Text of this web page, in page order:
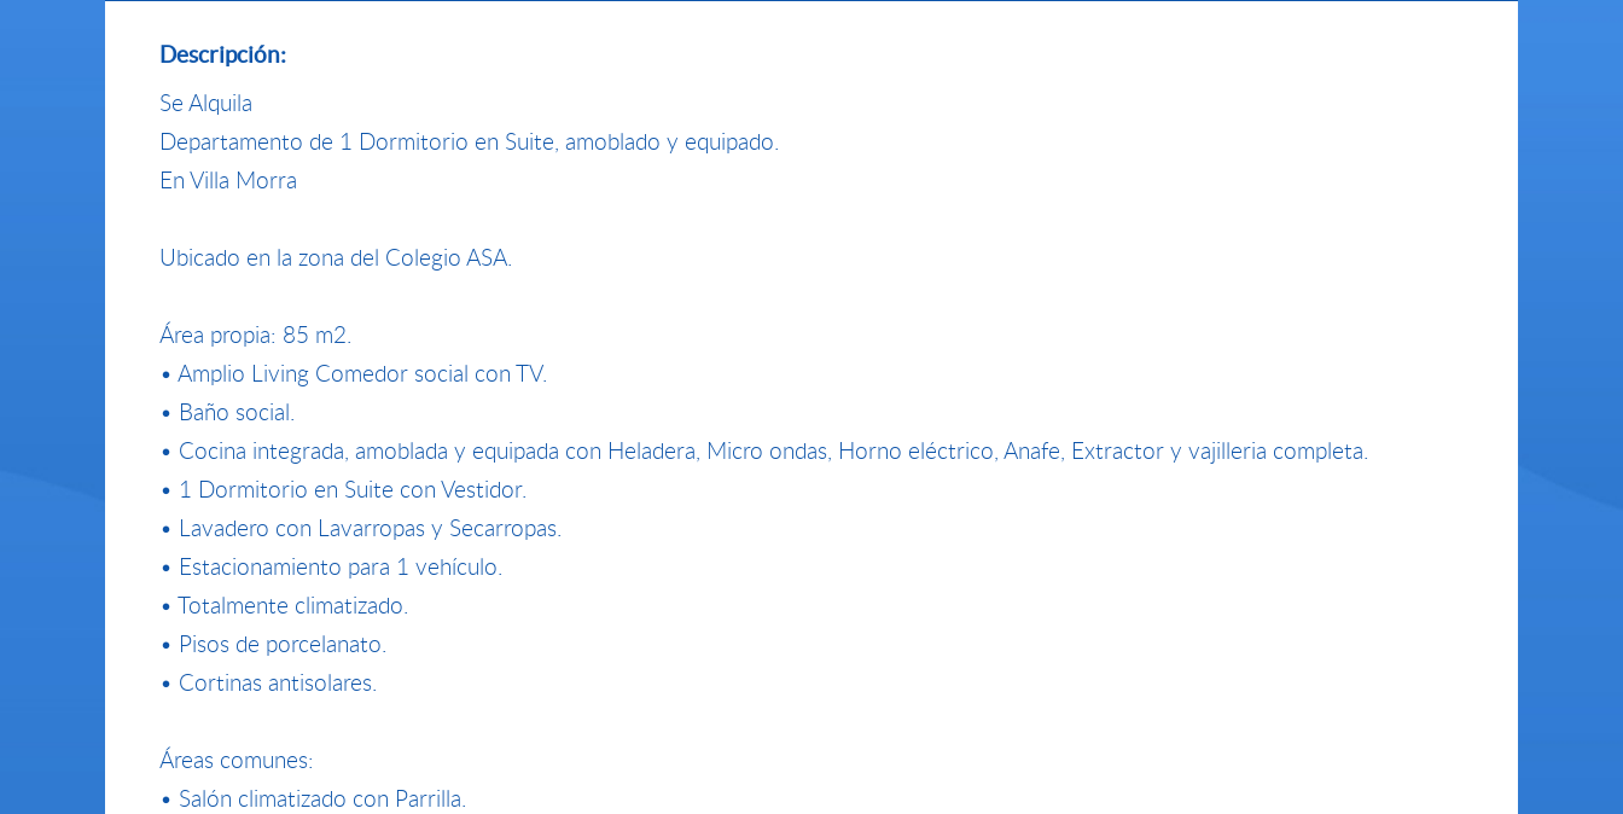
Descripción:
Se Alquila
Departamento de 1 Dormitorio en Suite, amoblado y equipado.
En Villa Morra
Ubicado en la zona del Colegio ASA.
Área propia: 85 m2.
• Amplio Living Comedor social con TV.
• Baño social.
• Cocina integrada, amoblada y equipada con Heladera, Micro ondas, Horno eléctrico, Anafe, Extractor y vajilleria completa.
• 1 Dormitorio en Suite con Vestidor.
• Lavadero con Lavarropas y Secarropas.
• Estacionamiento para 1 vehículo.
• Totalmente climatizado.
• Pisos de porcelanato.
• Cortinas antisolares.
Áreas comunes:
• Salón climatizado con Parrilla.